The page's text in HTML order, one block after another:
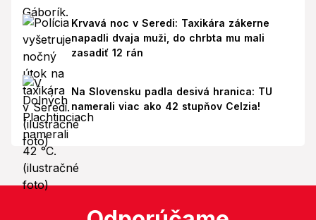
Krvavá noc v Seredi: Taxikára zákerne
napadli dvaja muži, do chrbta mu mali
zasadiť 12 rán
Na Slovensku padla desivá hranica: TU
namerali viac ako 42 stupňov Celzia!